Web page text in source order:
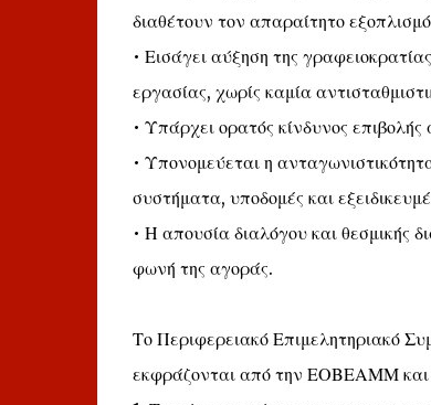
διαθέτουν τον απαραίτητο
• Εισάγει αύξηση της
εργασίας, χωρίς καμία
• Υπάρχει ορατός κίνδυνος
• Υπονομεύεται η
συστήματα, υποδομές και
• Η απουσία διαλόγου και θεσμικής
φωνή της αγοράς.
Το Περιφερειακό Επιμελητηριακό
εκφράζονται από την ΕΟΒΕΑΜΜ